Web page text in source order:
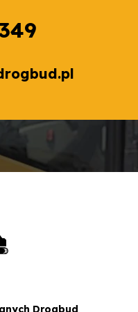
Drogbud